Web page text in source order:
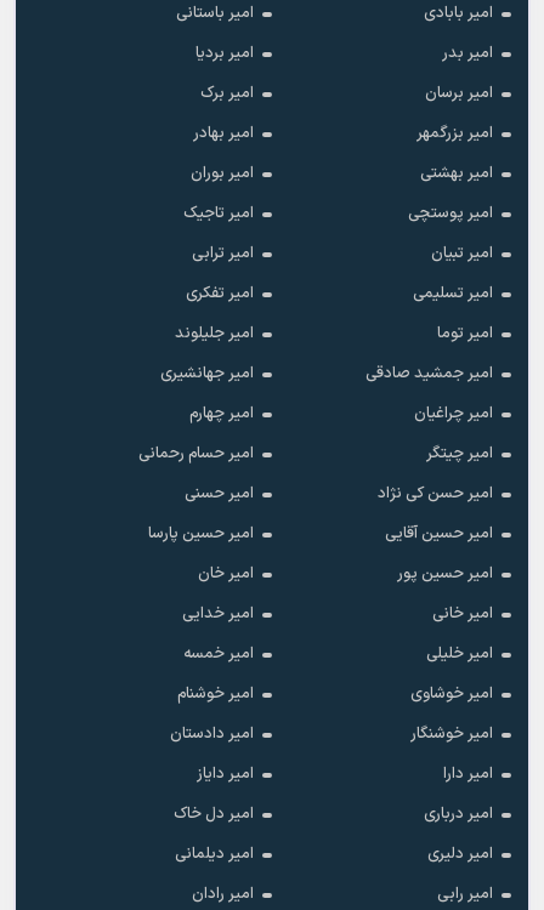
امیر بابادی
امیر باستانی
امیر بدر
امیر بردیا
امیر برسان
امیر برک
امیر بزرگمهر
امیر بهادر
امیر بهشتی
امیر بوران
امیر پوستچی
امیر تاجیک
امیر تبیان
امیر ترابی
امیر تسلیمی
امیر تفکری
امیر توما
امیر جلیلوند
امیر جمشید صادقی
امیر جهانشیری
امیر چراغیان
امیر چهارم
امیر چیتگر
امیر حسام رحمانی
امیر حسن کی نژاد
امیر حسنی
امیر حسین آقایی
امیر حسین پارسا
امیر حسین پور
امیر خان
امیر خانی
امیر خدایی
امیر خلیلی
امیر خمسه
امیر خوشاوی
امیر خوشنام
امیر خوشنگار
امیر دادستان
امیر دارا
امیر دایاز
امیر درباری
امیر دل خاک
امیر دلیری
امیر دیلمانی
امیر رابی
امیر رادان